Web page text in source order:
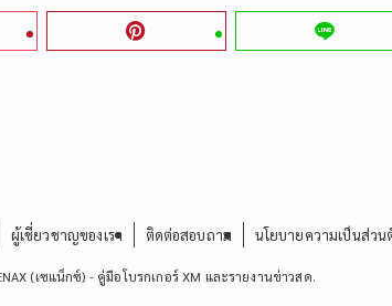
ผู้เชี่ยวชาญของเรา ติดต่อสอบถาม นโยบายความเป็นส่วน
(เซแน็กซ์) - คู่มือโบรกเกอร์ XM และรายงานข่าวสด.